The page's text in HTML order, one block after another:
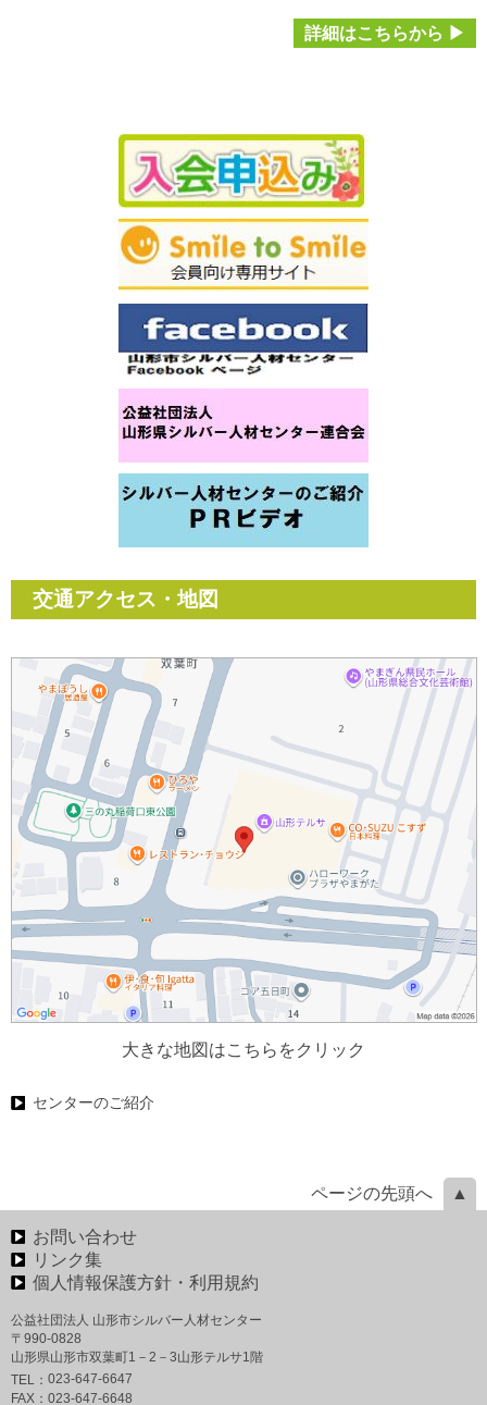
詳細はこちらから ▶
交通アクセス・地図
大きな地図はこちらをクリック
センターのご紹介
ページの先頭へ
お問い合わせ
リンク集
個人情報保護方針・利用規約
公益社団法人 山形市シルバー人材センター
〒990-0828
山形県山形市双葉町1－2－3山形テルサ1階
TEL： 023-647-6647
FAX： 023-647-6648